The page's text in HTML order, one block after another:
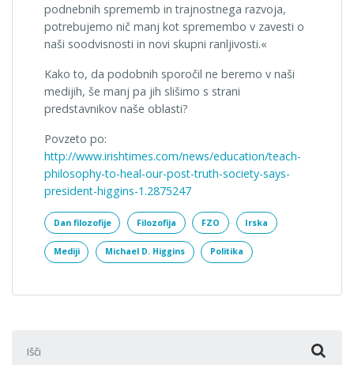
podnebnih sprememb in trajnostnega razvoja,
potrebujemo nič manj kot spremembo v zavesti o
naši soodvisnosti in novi skupni ranljivosti.«
Kako to, da podobnih sporočil ne beremo v naši
medijih, še manj pa jih slišimo s strani
predstavnikov naše oblasti?
Povzeto po:
http://www.irishtimes.com/news/education/teach-
philosophy-to-heal-our-post-truth-society-says-
president-higgins-1.2875247
Dan filozofije Filozofija FZO Irska
Mediji Michael D. Higgins Politika